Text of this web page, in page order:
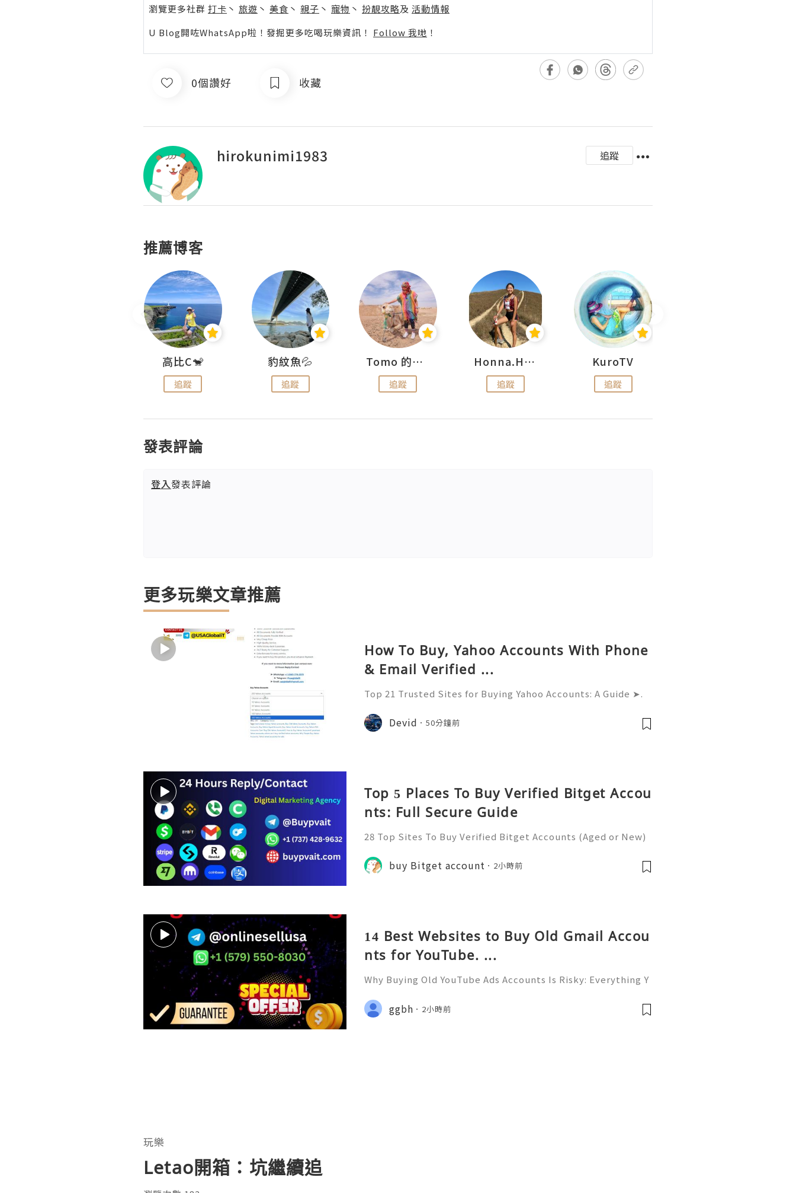
瀏覽更多社群 打卡 丶 旅遊 丶 美食 丶 親子 丶 寵物 丶 扮靚攻略及 活動情報
U Blog開咗WhatsApp啦！發掘更多吃喝玩樂資訊！ Follow 我哋 ！
0個讚好 收藏
hirokunimi1983 追蹤
推薦博客
高比C🐒
追蹤
豹紋魚💦
追蹤
Tomo 的快樂宇宙
追蹤
Honna.H 出走
追蹤
KuroTV
追蹤
發表評論
登入發表評論
更多玩樂文章推薦
How To Buy, Yahoo Accounts With Phone
& Email Verified ...
Top 21 Trusted Sites for Buying Yahoo Accounts: A Guide ➤.
➤ Email: usaglobalit@gmail.com ➤.➤.........➤.➤..........➤.➤......
Devid 50分鐘前
Top 5 Places To Buy Verified Bitget Accou
nts: Full Secure Guide
28 Top Sites To Buy Verified Bitget Accounts (Aged or New)
ape of cryptocurrency, only to feel overwhelmed by the intr
icacies of managing a Bi
buy Bitget account 2小時前
14 Best Websites to Buy Old Gmail Accou
nts for YouTube. ...
Why Buying Old YouTube Ads Accounts Is Risky: Everything Y
Support 24/7 🚀📡💬📱🛸👑 Telegram ➜ @onlinesellusa 🎮💻
👨‍💻🎙️🔥👑 Discord ➜ Account Service 📲🟢📞💬🌍🚀
ggbh 2小時前
玩樂
Letao開箱：坑繼續追